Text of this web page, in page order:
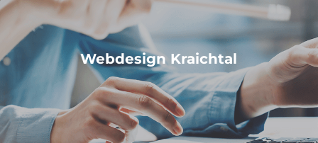
Webdesign Kraichtal